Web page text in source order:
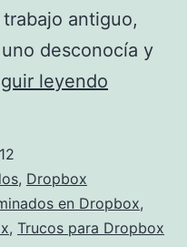
antiguo,
desconocía y
leyendo
en
Dropbox
, Dropbox
en Dropbox,
, Trucos para Dropbox